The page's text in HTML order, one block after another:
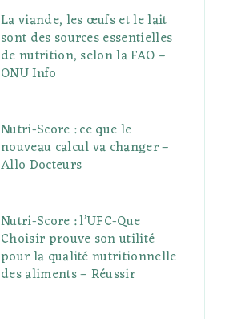
La viande, les œufs et le lait
sont des sources essentielles
de nutrition, selon la FAO –
ONU Info
Nutri-Score : ce que le
nouveau calcul va changer –
Allo Docteurs
Nutri-Score : l’UFC-Que
Choisir prouve son utilité
pour la qualité nutritionnelle
des aliments – Réussir